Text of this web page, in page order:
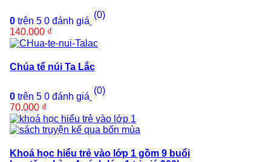
0 trên 5 0 đánh giá
(0)
140.000 ₫
Chúa tể núi Ta Lắc
0 trên 5 0 đánh giá
(0)
70.000 ₫
Khoá học hiểu trẻ vào lớp 1 gồm 9 buổi